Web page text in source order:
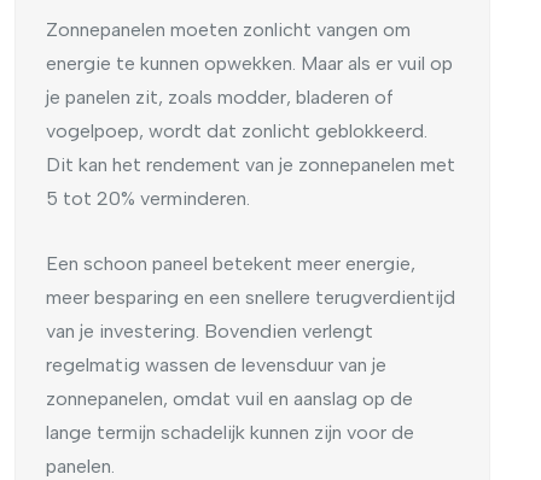
Zonnepanelen moeten zonlicht vangen om
energie te kunnen opwekken. Maar als er vuil op
je panelen zit, zoals modder, bladeren of
vogelpoep, wordt dat zonlicht geblokkeerd.
Dit kan het rendement van je zonnepanelen met
5 tot 20% verminderen.
Een schoon paneel betekent meer energie,
meer besparing en een snellere terugverdientijd
van je investering. Bovendien verlengt
regelmatig wassen de levensduur van je
zonnepanelen, omdat vuil en aanslag op de
lange termijn schadelijk kunnen zijn voor de
panelen.